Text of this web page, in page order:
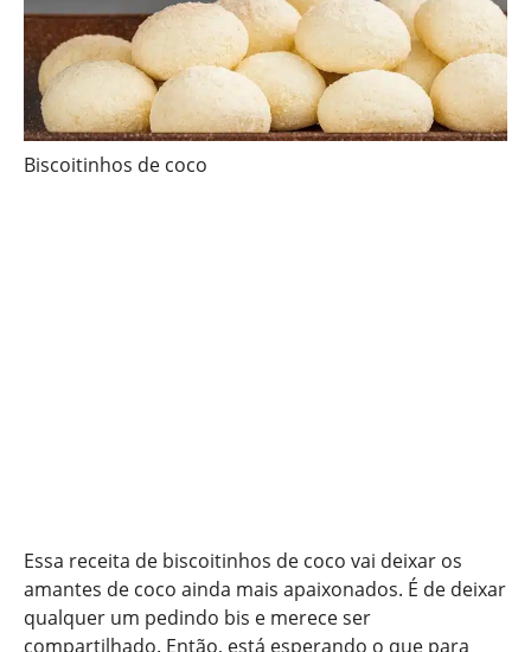
Biscoitinhos de coco
Essa receita de biscoitinhos de coco vai deixar os
amantes de coco ainda mais apaixonados. É de deixar
qualquer um pedindo bis e merece ser
compartilhado. Então, está esperando o que para